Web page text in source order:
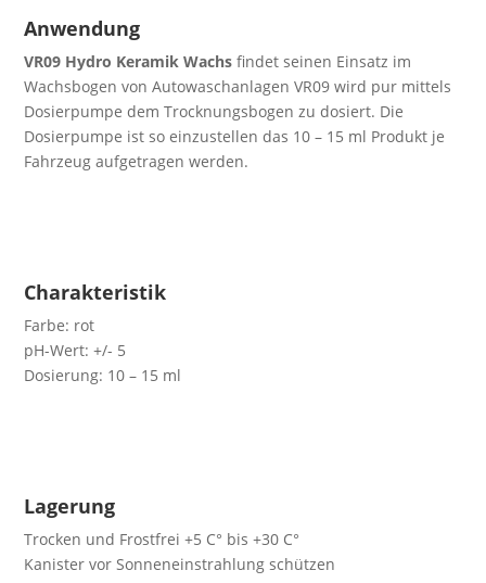
Anwendung
VR09 Hydro Keramik Wachsfindet seinen Einsatz im
Wachsbogen von Autowaschanlagen VR09 wird pur mittels
Dosierpumpe dem Trocknungsbogen zu dosiert. Die
Dosierpumpe ist so einzustellen das 10 – 15 ml Produkt je
Fahrzeug aufgetragen werden.
Charakteristik
Farbe: rot
pH-Wert: +/- 5
Dosierung: 10 – 15 ml
Lagerung
Trocken und Frostfrei +5 C° bis +30 C°
Kanister vor Sonneneinstrahlung schützen